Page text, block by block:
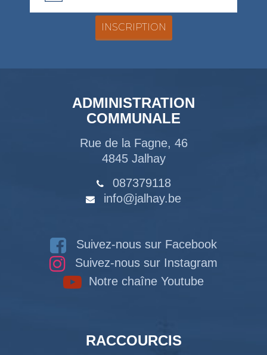
ADMINISTRATION
COMMUNALE
Rue de la Fagne, 46
4845 Jalhay
087379118
info@jalhay.be
Suivez-nous sur Facebook
Suivez-nous sur Instagram
Notre chaîne Youtube
RACCOURCIS